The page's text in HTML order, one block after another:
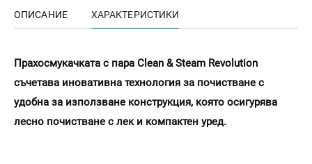
ОПИСАНИЕ ХАРАКТЕРИСТИКИ
Прахосмукачката с пара Clean & Steam Revolution
съчетава иновативна технология за почистване с
удобна за използване конструкция, която осигурява
лесно почистване с лек и компактен уред.